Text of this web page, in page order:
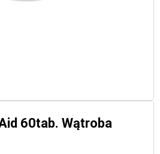
60tab. Wątroba